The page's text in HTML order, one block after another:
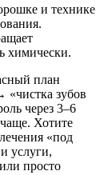
и технике
химически.
план
«чистка зубов
через 3–6
Хотите
«под
и услуги,
просто